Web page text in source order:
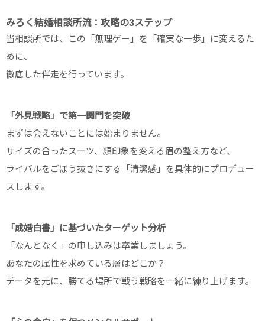
みろく結婚相談所流：攻略の3ステップ
当相談所では、この「無理ゲー」を「確実な一歩」に変えるた
めに、
徹底した伴走を行っています。
「外見戦略」で第一関門を突破
まずは会えないことには始まりません。
サイズの合ったスーツ、顔印象を変える眉の整え方など、
ライバルをごぼう抜きにする「清潔感」を具体的にプロデュー
スします。
「成婚白書」に基づいたターゲット分析
「なんとなく」の申し込みは卒業しましょう。
あなたの属性を求めている層はどこか？
データを元に、勝てる場所で戦う戦略を一緒に練り上げます。